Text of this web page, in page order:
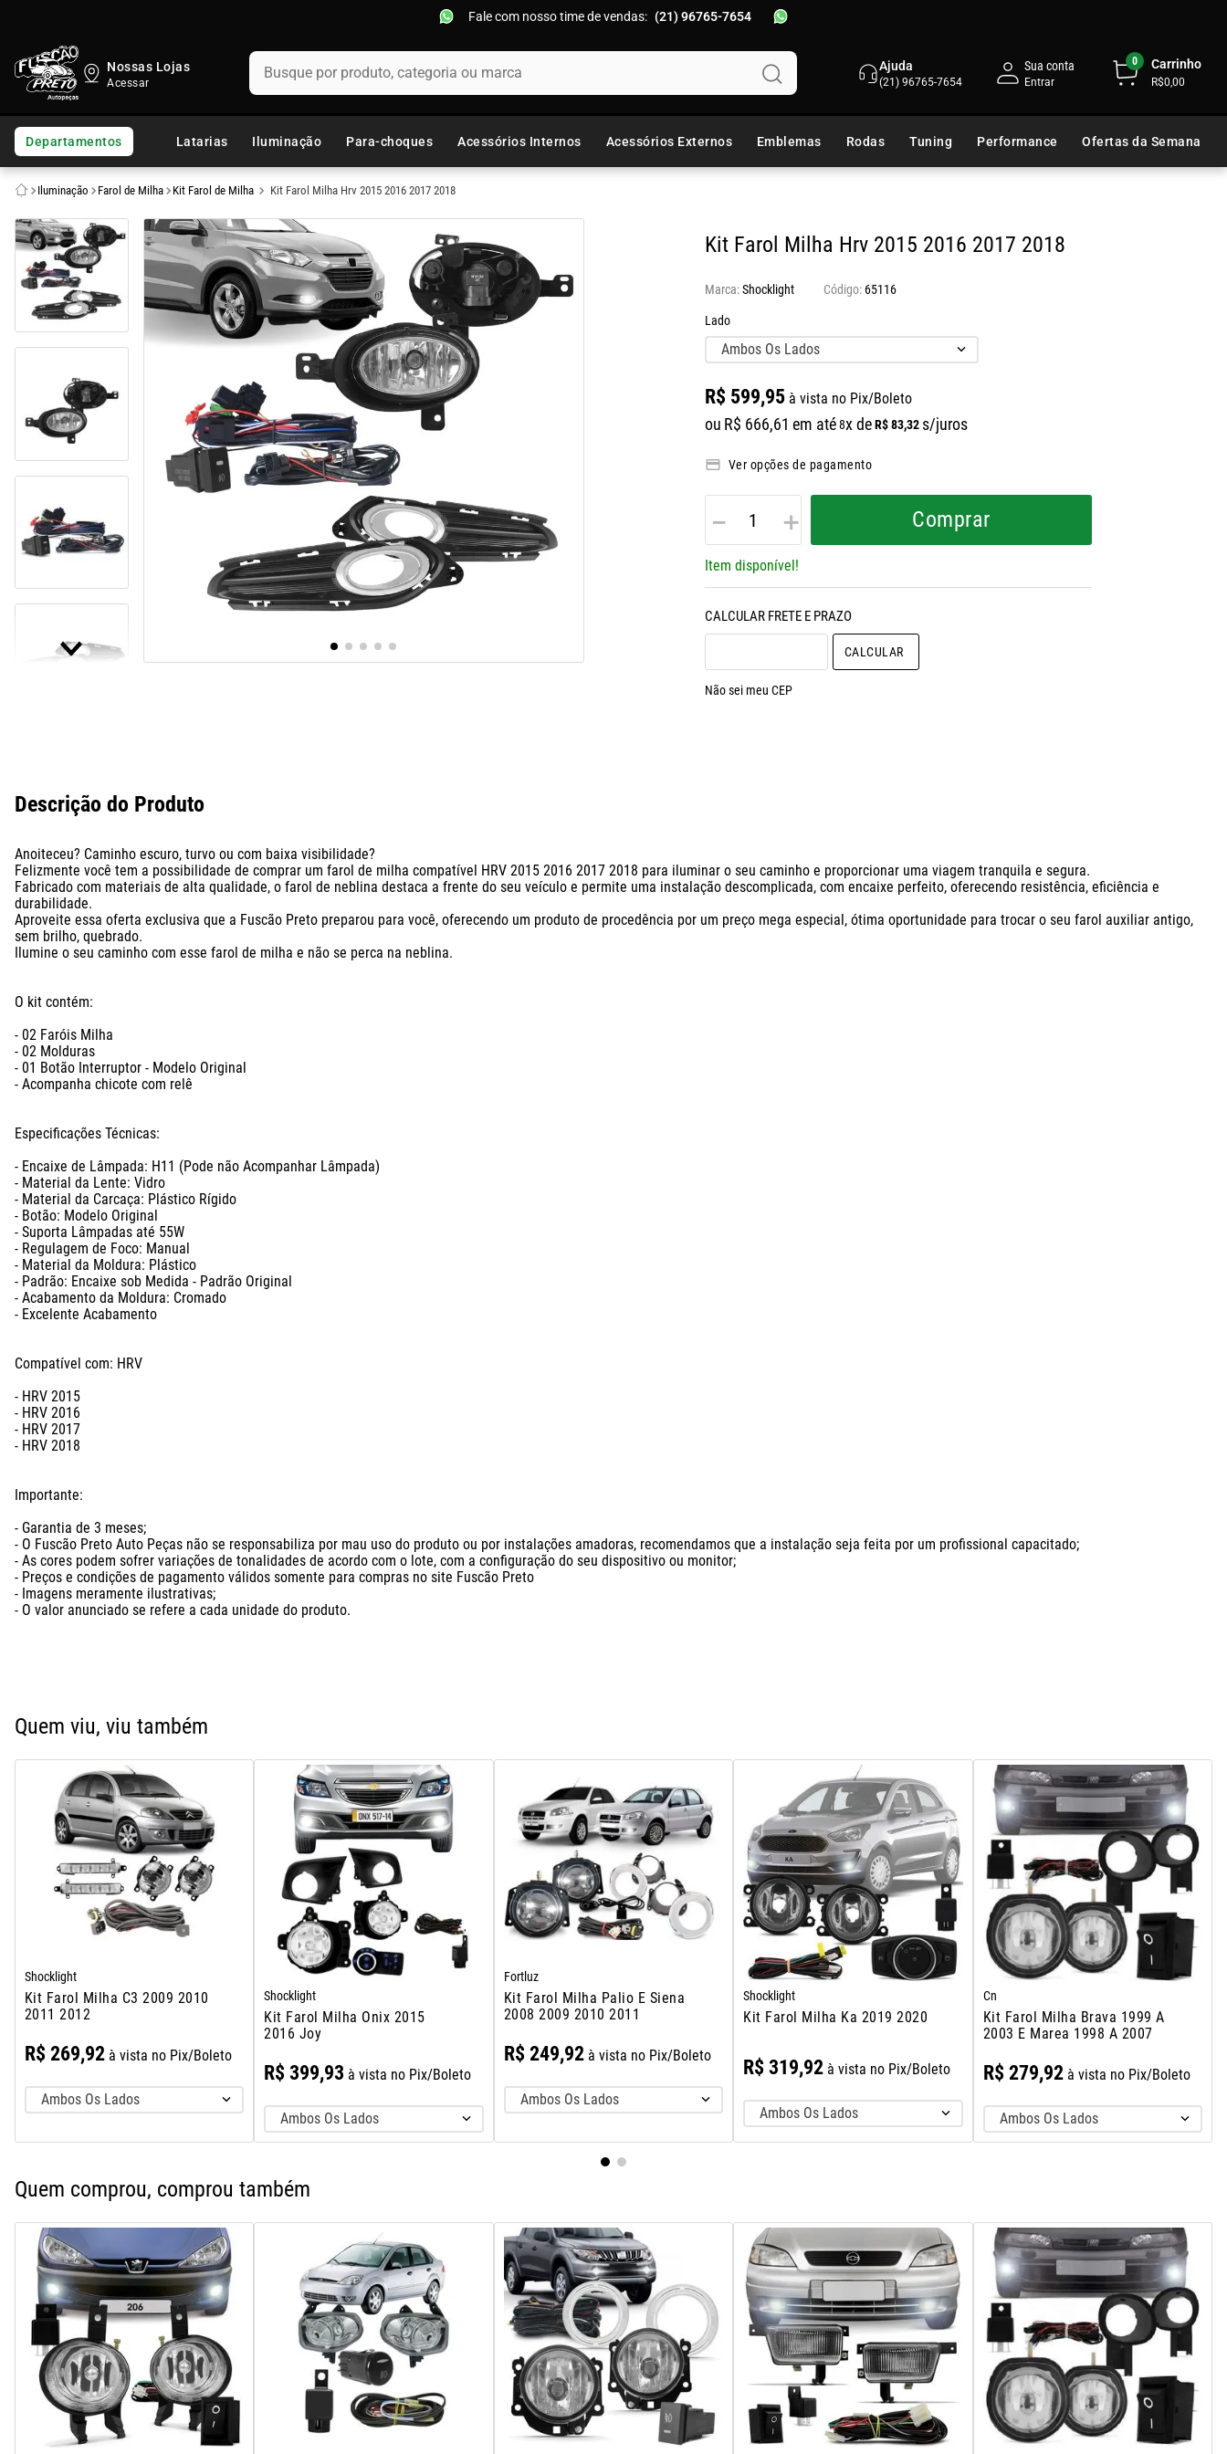
Fale com nosso time de vendas: (21) 96765-7654
Nossas Lojas Busque por produto, categoria ou marca Ajuda
(21) 96765-7654
Sua conta 0 Carrinho
R$0,00
Departamentos Latarias Iluminação Para-choques Acessórios Internos Acessórios Externos Emblemas Rodas Tuning Performance Ofertas da Semana
Iluminação Farol de Milha Kit Farol de Milha Kit Farol Milha Hrv 2015 2016 2017 2018
Kit Farol Milha Hrv 2015 2016 2017 2018
Marca: Shocklight 65116
Lado
Ambos Os Lados
R$ 599,95à vista no Pix/Boleto
ou R$ 666,61 em até 8x de R$ 83,32 s/juros
Ver opções de pagamento
＋
－ Comprar
Item disponível!
Não sei meu CEP
Descrição do Produto
Anoiteceu? Caminho escuro, turvo ou com baixa visibilidade?
Felizmente você tem a possibilidade de comprar um farol de milha compatível HRV 2015 2016 2017 2018 para iluminar o seu caminho e proporcionar uma viagem tranquila e segura.
Fabricado com materiais de alta qualidade, o farol de neblina destaca a frente do seu veículo e permite uma instalação descomplicada, com encaixe perfeito, oferecendo resistência, eficiência e
durabilidade.
Aproveite essa oferta exclusiva que a Fuscão Preto preparou para você, oferecendo um produto de procedência por um preço mega especial, ótima oportunidade para trocar o seu farol auxiliar antigo,
sem brilho, quebrado.
Ilumine o seu caminho com esse farol de milha e não se perca na neblina.
O kit contém:
- 02 Faróis Milha
- 02 Molduras
- 01 Botão Interruptor - Modelo Original
- Acompanha chicote com relê
Especificações Técnicas:
- Encaixe de Lâmpada: H11 (Pode não Acompanhar Lâmpada)
- Material da Lente: Vidro
- Material da Carcaça: Plástico Rígido
- Botão: Modelo Original
- Suporta Lâmpadas até 55W
- Regulagem de Foco: Manual
- Material da Moldura: Plástico
- Padrão: Encaixe sob Medida - Padrão Original
- Acabamento da Moldura: Cromado
- Excelente Acabamento
Compatível com: HRV
- HRV 2015
- HRV 2016
- HRV 2017
- HRV 2018
Importante:
- Garantia de 3 meses;
- O Fuscão Preto Auto Peças não se responsabiliza por mau uso do produto ou por instalações amadoras, recomendamos que a instalação seja feita por um profissional capacitado;
- As cores podem sofrer variações de tonalidades de acordo com o lote, com a configuração do seu dispositivo ou monitor;
- Preços e condições de pagamento válidos somente para compras no site Fuscão Preto
- Imagens meramente ilustrativas;
- O valor anunciado se refere a cada unidade do produto.
Quem viu, viu também
Shocklight
Kit Farol Milha C3 2009 2010
2011 2012
R$ 269,92à vista no Pix/Boleto
Ambos Os Lados
Shocklight
Kit Farol Milha Onix 2015
2016 Joy
R$ 399,93 à vista no Pix/Boleto
Ambos Os Lados
Fortluz
Kit Farol Milha Palio E Siena
2008 2009 2010 2011
R$ 249,92à vista no Pix/Boleto
Ambos Os Lados
Shocklight
Kit Farol Milha Ka 2019 2020
R$ 319,92 à vista no Pix/Boleto
Ambos Os Lados
Cn
Kit Farol Milha Brava 1999 A
2003 E Marea 1998 A 2007
R$ 279,92à vista no Pix/Boleto
Ambos Os Lados
Quem comprou, comprou também
TERMOS MAIS BUSCADOS
1º
fusca
2º
capo
4
parachoque
5º
chevette
º
opala
7º
assoalho
º
calha chuva
10º paralama